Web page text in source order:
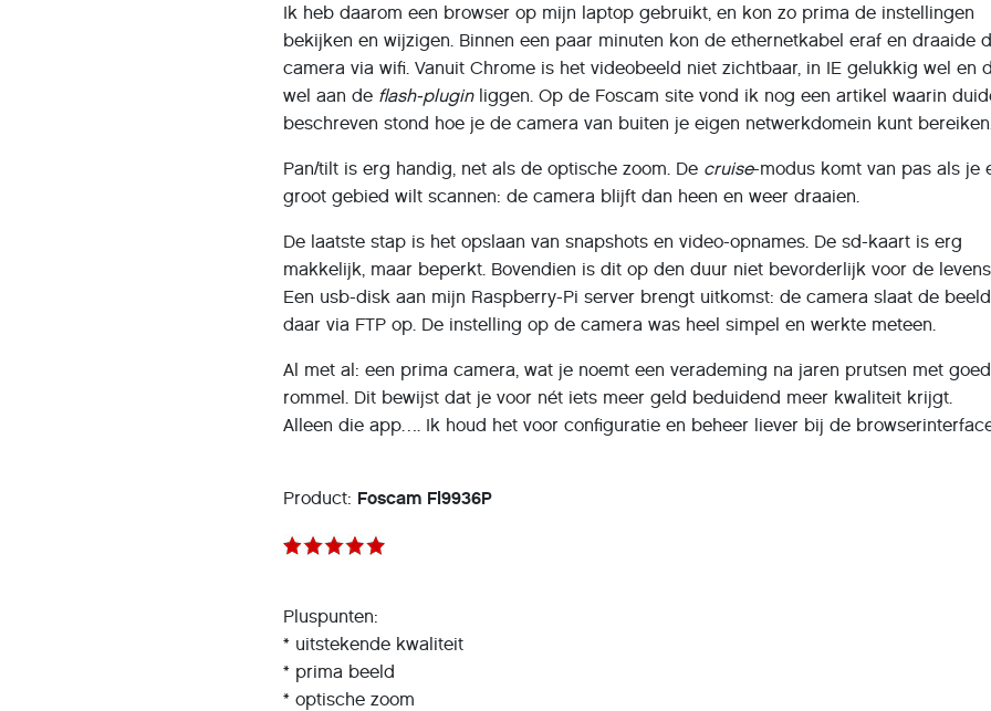
Ik heb daarom een browser op mijn laptop gebruikt, en kon zo prima de instellingen
bekijken en wijzigen. Binnen een paar minuten kon de ethernetkabel eraf en draaide
camera via wifi. Vanuit Chrome is het videobeeld niet zichtbaar, in IE gelukkig wel en
wel aan de flash-pluginliggen. Op de Foscam site vond ik nog een artikel waarin
beschreven stond hoe je de camera van buiten je eigen netwerkdomein kunt
Pan/tilt is erg handig, net als de optische zoom. De cruise-modus komt van pas als je
groot gebied wilt scannen: de camera blijft dan heen en weer draaien.
De laatste stap is het opslaan van snapshots en video-opnames. De sd-kaart is erg
makkelijk, maar beperkt. Bovendien is dit op den duur niet bevorderlijk voor de
Een usb-disk aan mijn Raspberry-Pi server brengt uitkomst: de camera slaat de
daar via FTP op. De instelling op de camera was heel simpel en werkte meteen.
Al met al: een prima camera, wat je noemt een verademing na jaren prutsen met
rommel. Dit bewijst dat je voor nét iets meer geld beduidend meer kwaliteit krijgt.
Alleen die app…. Ik houd het voor configuratie en beheer liever bij de
Product: Foscam Fl9936P
Pluspunten:
* uitstekende kwaliteit
* prima beeld
* optische zoom